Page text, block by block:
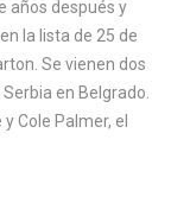
años después y
la lista de 25 de
Se vienen dos
en Belgrado.
Cole Palmer, el